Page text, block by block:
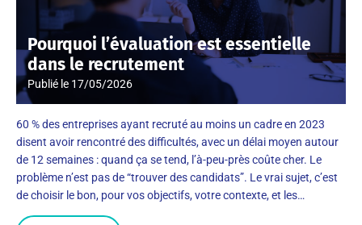
Pourquoi l’évaluation est essentielle
dans le recrutement
Publié le 17/05/2026
60 % des entreprises ayant recruté au moins un cadre en 2023
disent avoir rencontré des difficultés, avec un délai moyen autour
de 12 semaines : quand ça se tend, l’à-peu-près coûte cher. Le
problème n’est pas de “trouver des candidats”. Le vrai sujet, c’est
de choisir le bon, pour vos objectifs, votre contexte, et les…